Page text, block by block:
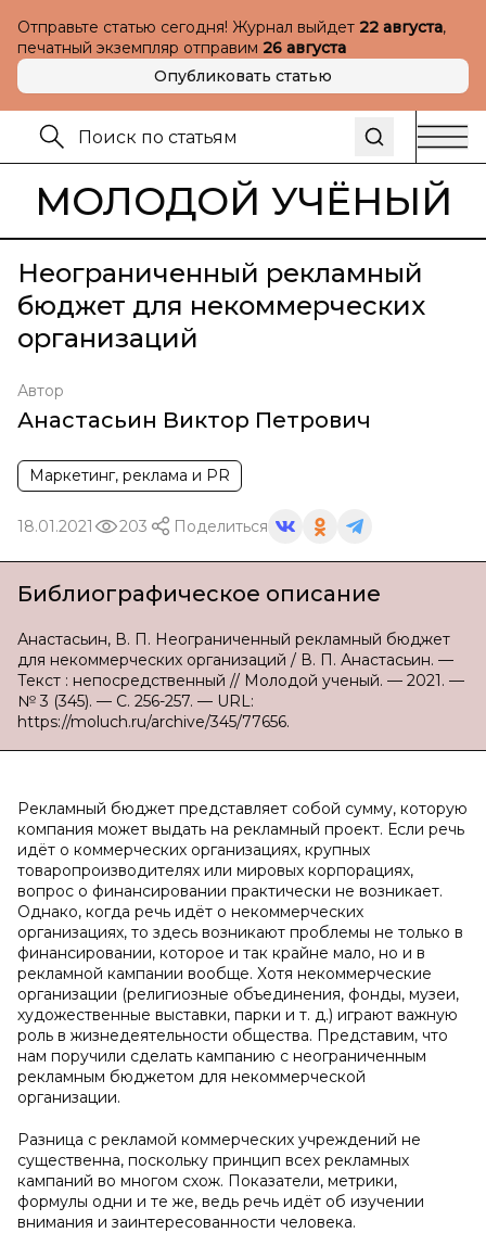
Отправьте статью сегодня! Журнал выйдет 22 августа,
печатный экземпляр отправим 26 августа
Опубликовать статью
МОЛОДОЙ УЧЁНЫЙ
Неограниченный рекламный
бюджет для некоммерческих
организаций
Автор
Анастасьин Виктор Петрович
Маркетинг, реклама и PR
18.01.2021 203 Поделиться
Библиографическое описание
Анастасьин, В. П. Неограниченный рекламный бюджет
для некоммерческих организаций / В. П. Анастасьин. —
Текст : непосредственный // Молодой ученый. — 2021. —
№ 3 (345). — С. 256-257. — URL:
https://moluch.ru/archive/345/77656.
Рекламный бюджет представляет собой сумму, которую
компания может выдать на рекламный проект. Если речь
идёт о коммерческих организациях, крупных
товаропроизводителях или мировых корпорациях,
вопрос о финансировании практически не возникает.
Однако, когда речь идёт о некоммерческих
организациях, то здесь возникают проблемы не только в
финансировании, которое и так крайне мало, но и в
рекламной кампании вообще. Хотя некоммерческие
организации (религиозные объединения, фонды, музеи,
художественные выставки, парки и т. д.) играют важную
роль в жизнедеятельности общества. Представим, что
нам поручили сделать кампанию с неограниченным
рекламным бюджетом для некоммерческой
организации.
Разница с рекламой коммерческих учреждений не
существенна, поскольку принцип всех рекламных
кампаний во многом схож. Показатели, метрики,
формулы одни и те же, ведь речь идёт об изучении
внимания и заинтересованности человека.